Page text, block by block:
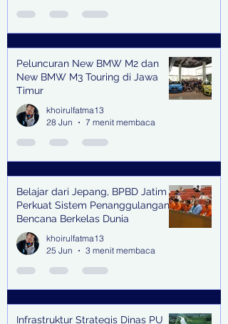
Peluncuran New BMW M2 dan
New BMW M3 Touring di Jawa
Timur
khoirulfatma13
28 Jun
7 menit membaca
Belajar dari Jepang, BPBD Jatim
Perkuat Sistem Penanggulangan
Bencana Berkelas Dunia
khoirulfatma13
25 Jun
3 menit membaca
Infrastruktur Strategis Dinas PU